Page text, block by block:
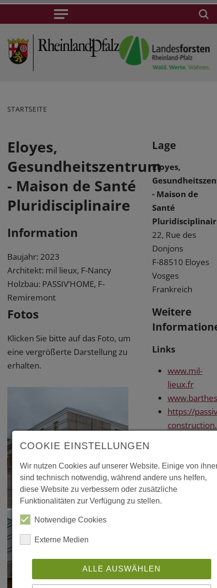
STARTSEITE
Eloyes,
Gesundheitszentrum
- Maison de Santé
Pluridisciplinaire
Information
Baujahr: 2023
Architekt: mil lieux, F-Nancy
Holzbau: PASSIV’HOME, F-
Remiremont
Fotos
Klicken Sie bitte auf das Foto, um
eine vergrößerte Darstellung zu
erhalten.
Lage
Eloyes,
- Maison de
Santé
22, Rue des
Donjons
F-88510 Eloyes
Vosges
Frankreich
Weitere
Links
www.mil-
lieux.fr
https://
COOKIE EINSTELLUNGEN
Wir nutzen Cookies auf unserer Website. Einige von
sind technisch notwendig, während andere uns helfen,
diese Website zu verbessern oder zusätzliche
Funktionalitäten zur Verfügung zu stellen.
Notwendige Cookies
Externe Medien
ALLE AUSWÄHLEN